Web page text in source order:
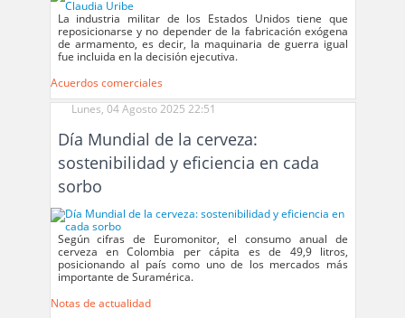
La industria militar de los Estados Unidos tiene que
reposicionarse y no depender de la fabricación exógena
de armamento, es decir, la maquinaria de guerra igual
fue incluida en la decisión ejecutiva.
Acuerdos comerciales
Lunes, 04 Agosto 2025 22:51
Día Mundial de la cerveza:
sostenibilidad y eficiencia en cada
sorbo
Según cifras de Euromonitor, el consumo anual de
cerveza en Colombia per cápita es de 49,9 litros,
posicionando al país como uno de los mercados más
importante de Suramérica.
Notas de actualidad